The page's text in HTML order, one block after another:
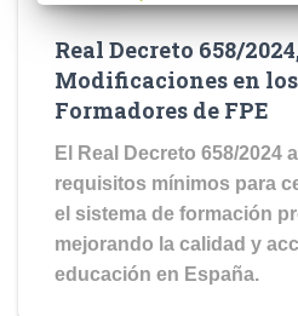
Real Decreto 658/
Modificaciones en
Formadores de FPE
El Real Decreto 658/2024
requisitos mínimos para
el sistema de formación
mejorando la calidad y
educación en España.